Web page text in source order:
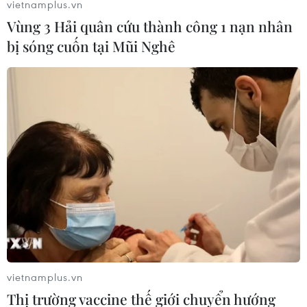
Bão nhiệt đới Cindy tràn vào Mỹ làm 1
người thiệt mạng
22/06/2017 09:15
Trung tâm Quốc gia nghiên cứu về bão của Mỹ cho biết
mưa lớn do bão nhiệt đới Cindy đang ảnh hưởng đến
phía Bắc vùng bờ biển giao giữa miền Nam nước Mỹ
và vịnh Mexico.
vietnamplus.vn
Vùng 3 Hải quân cứu thành công 1 nạn nhân
bị sóng cuốn tại Mũi Nghê
vietnamplus.vn
Thị trường vaccine thế giới chuyển hướng